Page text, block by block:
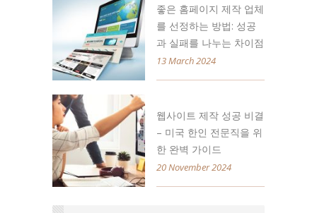
좋은 홈페이지 제작 업체
를 선정하는 방법: 성공
과 실패를 나누는 차이점
13 March 2024
웹사이트 제작 성공 비결
– 미국 한인 전문직을 위
한 완벽 가이드
20 November 2024